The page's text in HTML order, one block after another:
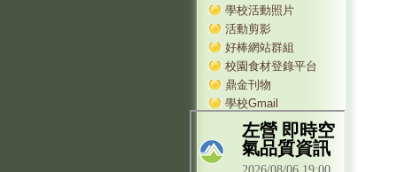
學校活動照片
活動剪影
好棒網站群組
校園食材登錄平台
鼎金刊物
學校Gmail